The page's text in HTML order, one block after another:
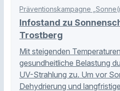
Präventionskampagne
Infostand zu
Trostberg
Mit steigenden
gesundheitliche Belastung
UV-Strahlung zu. Um vor
Dehydrierung und